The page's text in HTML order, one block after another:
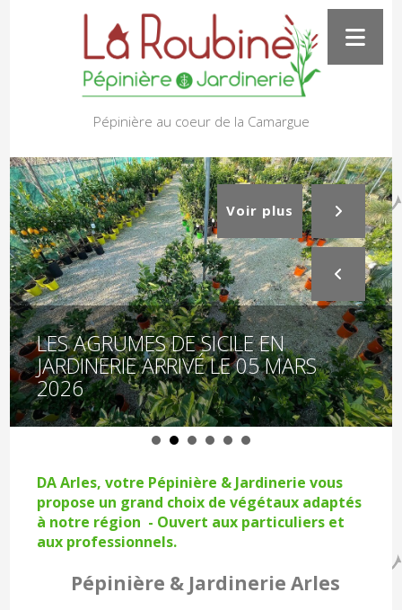
Pépinière au coeur de la Camargue
LES AGRUMES DE SICILE EN
JARDINERIE ARRIVÉ LE 05 MARS
2026
Voir plus
DA Arles, votre Pépinière & Jardinerie vous
propose un grand choix de végétaux adaptés
à notre région - Ouvert aux particuliers et
aux professionnels.
Pépinière & Jardinerie Arles